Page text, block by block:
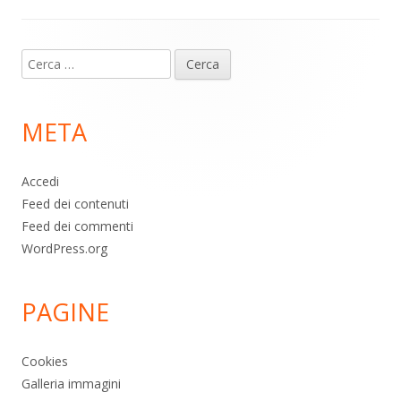
piè
pagina
Ricerca
per:
META
Accedi
Feed dei contenuti
Feed dei commenti
WordPress.org
PAGINE
Cookies
Galleria immagini